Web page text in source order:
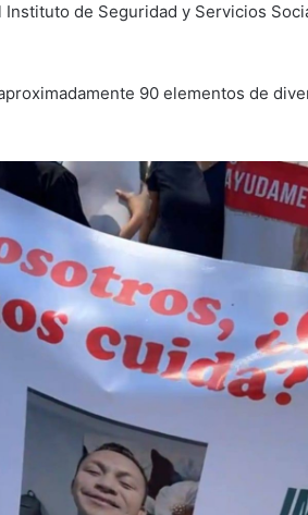
de Seguridad y Servicios
90 elementos de